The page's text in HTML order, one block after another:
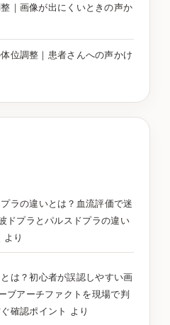
｜画像が出にくいときの声か
位調整｜患者さんへの声かけ
ラの違いとは？血流評価で迷
ドプラとパルスドプラの違い
より
は？初心者が誤認しやすい画
ブアーチファクトを現場で判
確認ポイント
より